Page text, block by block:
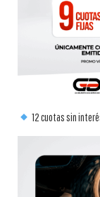
12 cuotas sin